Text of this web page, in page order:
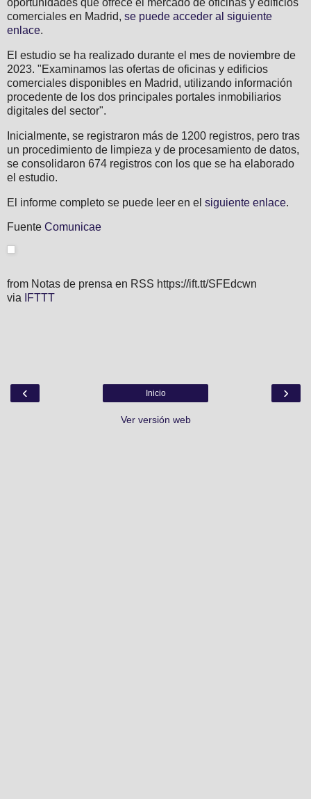
oportunidades que ofrece el mercado de oficinas y edificios
comerciales en Madrid, se puede acceder al siguiente
enlace.
El estudio se ha realizado durante el mes de noviembre de
2023. "Examinamos las ofertas de oficinas y edificios
comerciales disponibles en Madrid, utilizando información
procedente de los dos principales portales inmobiliarios
digitales del sector".
Inicialmente, se registraron más de 1200 registros, pero tras
un procedimiento de limpieza y de procesamiento de datos,
se consolidaron 674 registros con los que se ha elaborado
el estudio.
El informe completo se puede leer en el siguiente enlace.
Fuente Comunicae
from Notas de prensa en RSS https://ift.tt/SFEdcwn
via
IFTTT
‹ ›
Inicio
Ver versión web